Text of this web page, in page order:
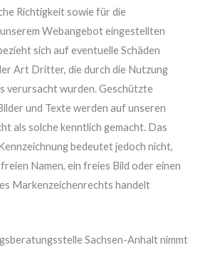
Richtigkeit sowie für die
Webangebot eingestellten
sich auf eventuelle Schäden
Art Dritter, die durch die Nutzung
verursacht wurden. Geschützte
und Texte werden auf unseren
als solche kenntlich gemacht. Das
bedeutet jedoch nicht,
Namen, ein freies Bild oder einen
Markenzeichenrechts handelt
Sachsen-Anhalt nimmt